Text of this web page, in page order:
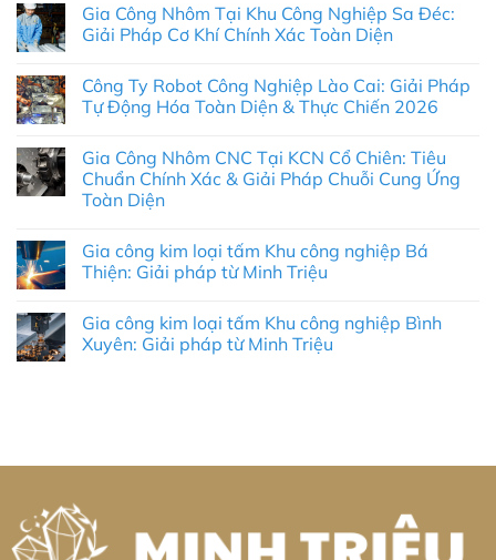
Gia Công Nhôm Tại Khu Công Nghiệp Sa Đéc:
Giải Pháp Cơ Khí Chính Xác Toàn Diện
bình
luận
Nhôm
Tại
Khu
Công
Đéc:
Giải
Pháp
Chính
Xác
Toàn
Diện
Công Ty Robot Công Nghiệp Lào Cai: Giải Pháp
Tự Động Hóa Toàn Diện & Thực Chiến 2026
bình
luận
ở
Công
Công
Nghiệp
Lào
Pháp
Tự
Động
Hóa
Gia Công Nhôm CNC Tại KCN Cổ Chiên: Tiêu
Chuẩn Chính Xác & Giải Pháp Chuỗi Cung Ứng
Toàn Diện
bình
luận
Nhôm
CNC
Tại
&
Chuỗi
Cung
Ứng
Toàn
Gia công kim loại tấm Khu công nghiệp Bá
Thiện: Giải pháp từ Minh Triệu
bình
luận
ở
nghiệp
Giải
pháp
từ
Minh
Gia công kim loại tấm Khu công nghiệp Bình
Xuyên: Giải pháp từ Minh Triệu
kim
Khu
công
nghiệp
Bình